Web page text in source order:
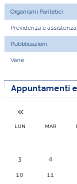
Organismi Paritetici
Previdenza e
Pubblicazioni
Varie
Appuntamenti
«
LUN MAR
3 4
10 11